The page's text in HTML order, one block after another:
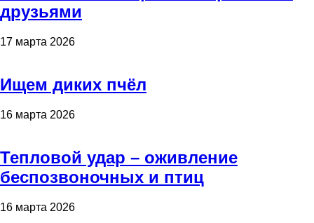
друзьями
17 марта 2026
Ищем диких пчёл
16 марта 2026
Тепловой удар – оживление
беспозвоночных и птиц
16 марта 2026